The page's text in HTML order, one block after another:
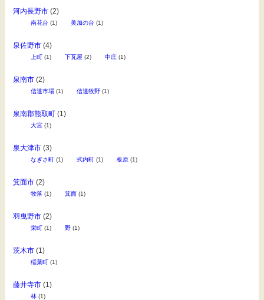
河内長野市(2)
南花台 (1) 美加の台 (1)
泉佐野市(4)
上町(1) 下瓦屋 (2) 中庄(1)
泉南市(2)
信達市場(1) 信達牧野(1)
泉南郡熊取町(1)
大宮(1)
泉大津市(3)
なぎさ町(1) 式内町(1) 板原(1)
箕面市(2)
牧落(1) 箕面(1)
羽曳野市(2)
栄町(1) 野(1)
茨木市(1)
稲葉町(1)
藤井寺市(1)
林(1)